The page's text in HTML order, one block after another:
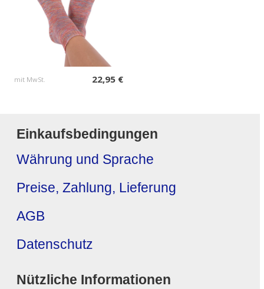
mit MwSt. 22,95 €
Einkaufsbedingungen
Währung und Sprache
Preise, Zahlung, Lieferung
AGB
Datenschutz
Nützliche Informationen